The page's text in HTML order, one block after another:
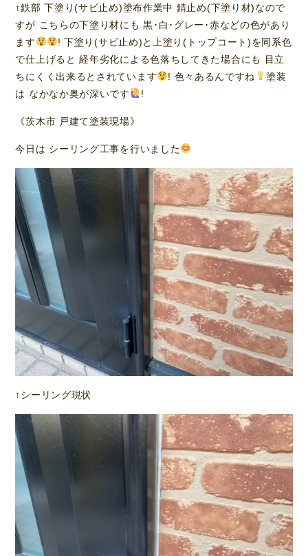
↑鉄部 下塗り(サビ止め)塗布作業中 錆止め(下塗り材)なので
すが こちらの下塗り材にも 黒･白･グレー･赤などの色があり
ます
! 下塗り(サビ止め)と上塗り(トップコート)を同系色
で仕上げると 経年劣化による色落ちしてきた場合にも 目立
ちにくく出来るとされています
! 色々あるんですね
塗装
は なかなか奥が深いです
!
《茨木市 戸建て塗装現場》
今日は シーリング工事を行いました
↑シーリング現状